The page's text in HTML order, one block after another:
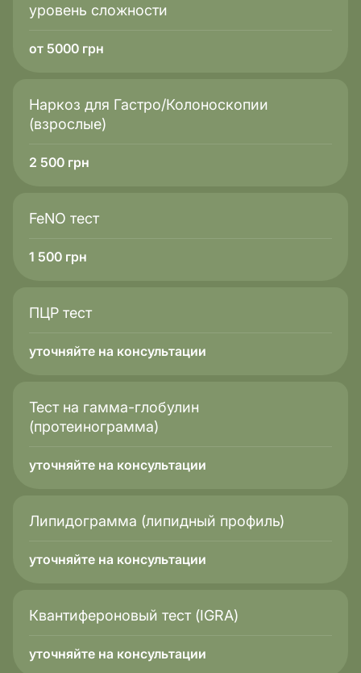
уровень сложности
от 5000 грн
Наркоз для Гастро/Колоноскопии
(взрослые)
2 500 грн
FeNO тест
1 500 грн
ПЦР тест
уточняйте на консультации
Тест на гамма-глобулин
(протеинограмма)
уточняйте на консультации
Липидограмма (липидный профиль)
уточняйте на консультации
Квантифероновый тест (IGRA)
уточняйте на консультации